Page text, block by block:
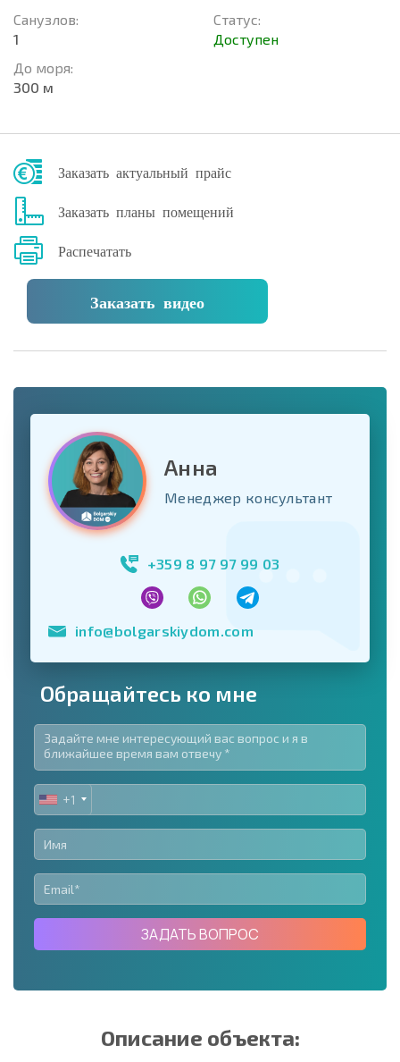
Санузлов:
1
До моря:
300 м
Статус:
Доступен
Заказать актуальный прайс
Заказать планы помещений
Распечатать
Заказать видео
Анна
Менеджер консультант
+359 8 97 97 99 03
info@bolgarskiydom.com
Обращайтесь ко мне
UNITED
STATES
+1
+1
ЗАДАТЬ ВОПРОС
Описание объекта: